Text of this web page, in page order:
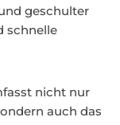
geschulter
schnelle
nicht nur
auch das